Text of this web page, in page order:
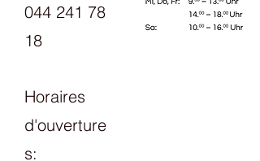
044 241 78
18
Horaires
d'ouverture
s: